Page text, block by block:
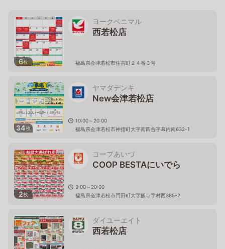
6枚
ヨークベニマル
西若松店
福島県会津若松市住吉町２４番３号
34枚
ヤマダデンキ
New会津若松店
10:00～20:00
福島県会津若松市神指町大字南四合字幕内南632-1
2枚
コープあいづ
COOP BESTAにいでら
9:00～20:00
福島県会津若松市門田町大字飯寺字村西385-2
ダイユーエイト
西若松店